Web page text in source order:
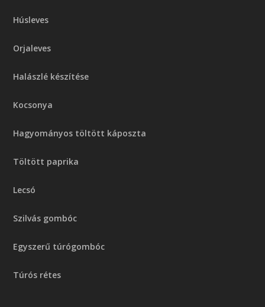
Húsleves
Orjaleves
Halászlé készítése
Kocsonya
Hagyományos töltött káposzta
Töltött paprika
Lecsó
Szilvás gombóc
Egyszerű túrógombóc
Túrós rétes